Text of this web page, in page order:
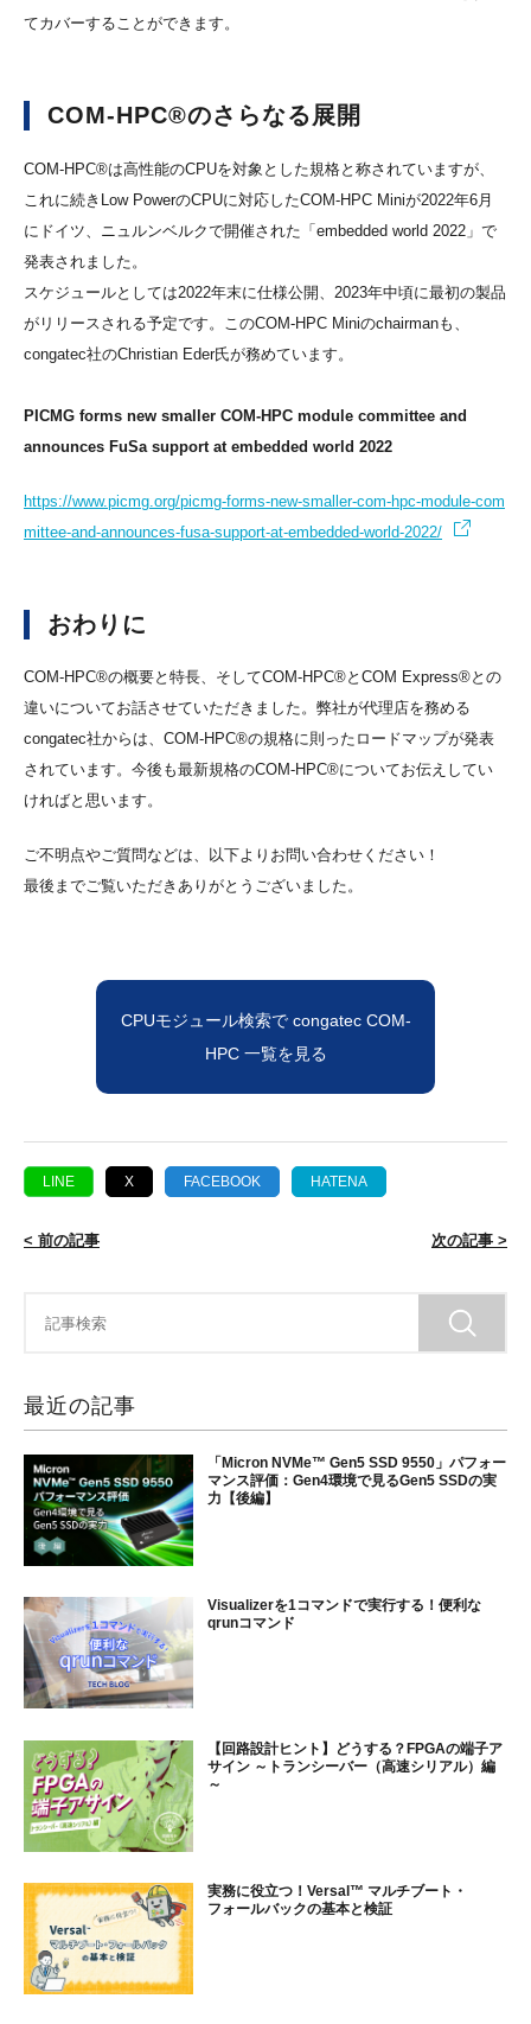
てカバーすることができます。
COM-HPC®のさらなる展開
COM-HPC®は高性能のCPUを対象とした規格と称されていますが、
これに続きLow PowerのCPUに対応したCOM-HPC Miniが2022年6月
にドイツ、ニュルンベルクで開催された「embedded world 2022」で
発表されました。
スケジュールとしては2022年末に仕様公開、2023年中頃に最初の製品
がリリースされる予定です。このCOM-HPC Miniのchairmanも、
congatec社のChristian Eder氏が務めています。
PICMG forms new smaller COM-HPC module committee and
announces FuSa support at embedded world 2022
https://www.picmg.org/picmg-forms-new-smaller-com-hpc-module-com
mittee-and-announces-fusa-support-at-embedded-world-2022/
おわりに
COM-HPC®の概要と特長、そしてCOM-HPC®とCOM Express®との
違いについてお話させていただきました。弊社が代理店を務める
congatec社からは、COM-HPC®の規格に則ったロードマップが発表
されています。今後も最新規格のCOM-HPC®についてお伝えしてい
ければと思います。
ご不明点やご質問などは、以下よりお問い合わせください！
最後までご覧いただきありがとうございました。
CPUモジュール検索で congatec COM-
HPC 一覧を見る
LINE X FACEBOOK HATENA
< 前の記事 次の記事 >
最近の記事
「Micron NVMe™ Gen5 SSD 9550」パフォー
マンス評価：Gen4環境で見るGen5 SSDの実
力【後編】
Visualizerを1コマンドで実行する！便利な
qrunコマンド
【回路設計ヒント】どうする？FPGAの端子ア
サイン ～トランシーバー（高速シリアル）編
～
実務に役立つ！Versal™ マルチブート・
フォールバックの基本と検証